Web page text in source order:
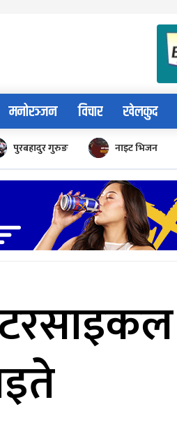
मनोरञ्जन विचार खेलकुद
पुरबहादुर गुरुङ नाइट भिजन